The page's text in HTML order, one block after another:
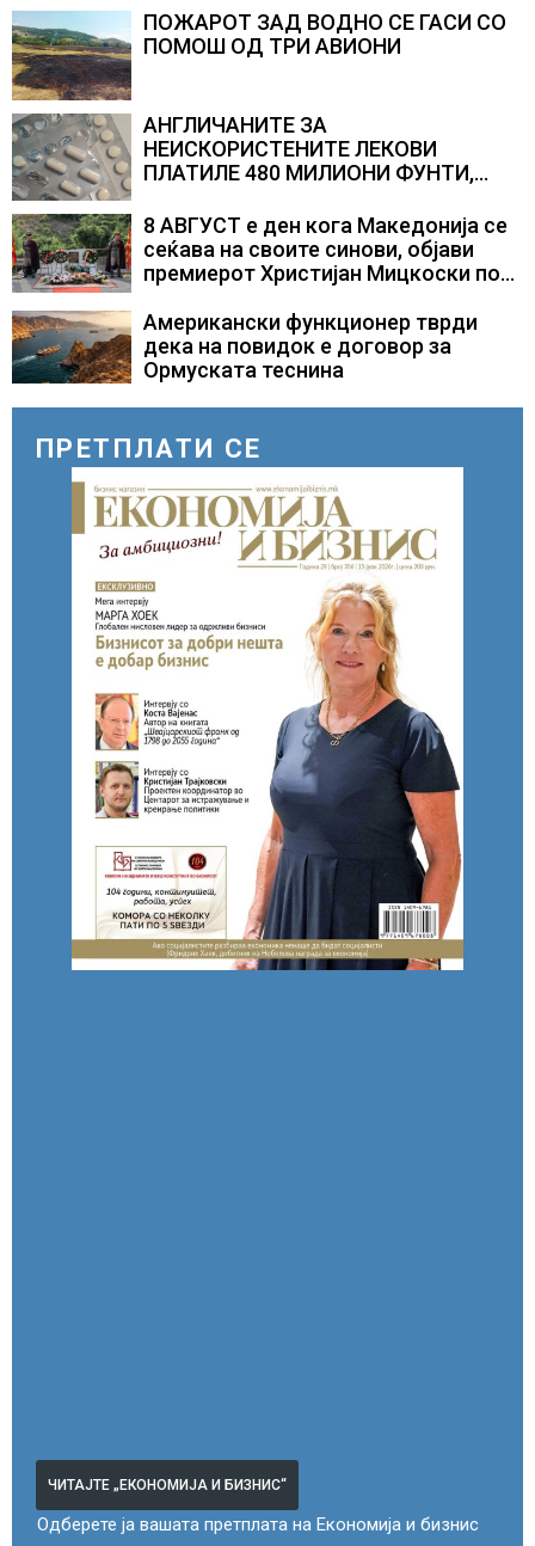
Полска, Франција и Германија
ПОЖАРОТ ЗАД ВОДНО СЕ ГАСИ СО
ПОМОШ ОД ТРИ АВИОНИ
АНГЛИЧАНИТЕ ЗА
НЕИСКОРИСТЕНИТЕ ЛЕКОВИ
ПЛАТИЛЕ 480 МИЛИОНИ ФУНТИ,
само лекови што навистина им се
потребни
8 АВГУСТ е ден кога Македонија се
сеќава на своите синови, објави
премиерот Христијан Мицкоски по
загинувањето на десетмината
прилепски бранители
Американски функционер тврди
дека на повидок е договор за
Ормуската теснина
ПРЕТПЛАТИ СЕ
ЧИТАЈТЕ „ЕКОНОМИЈА И БИЗНИС“
Одберете ја вашата претплата на Економија и бизнис